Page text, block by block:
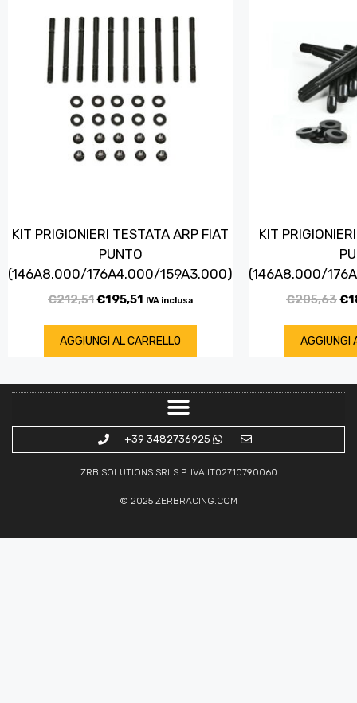
KIT PRIGIONIERI TESTATA ARP FIAT
PUNTO
(146A8.000/176A4.000/159A3.000)
€212,51€195,51 IVA inclusa
AGGIUNGI AL CARRELLO
KIT
(146A8.000/
€205,63€
AGGIUNGI
+39 3482736925
ZRB SOLUTIONS SRLS P. IVA IT02710790060
© 2025 ZERBRACING.COM